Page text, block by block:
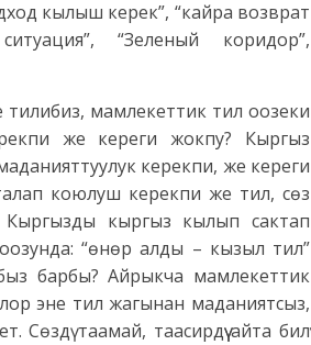
кылыш керек”, “кайра возврат
“Зеленый коридор”,
мамлекеттик тил оозеки
же кереги жокпу? Кыргыз
керекпи, же кереги
коюлуш керекпи же тил, сөз
Кыргызды кыргыз кылып сактап
оозунда: “өнөр алды – кызыл тил”
барбы? Айрыкча мамлекеттик
эне тил жагынан маданиятсыз,
таамай, таасирдүү айта билүү